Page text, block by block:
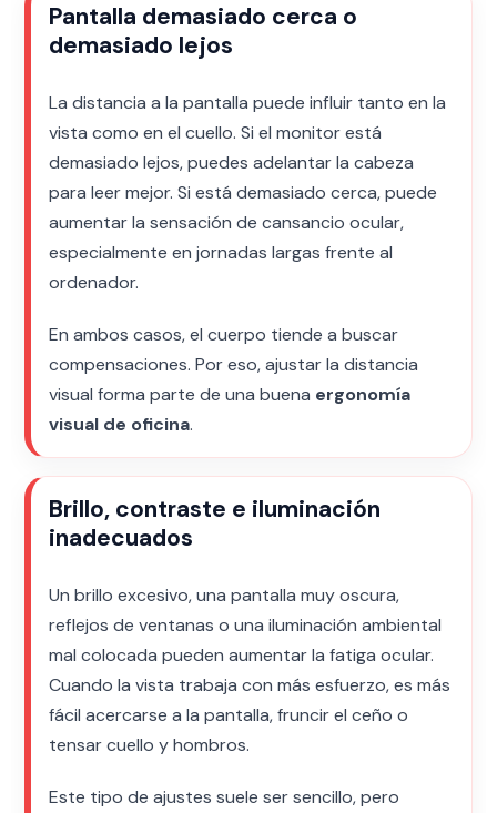
Pantalla demasiado cerca o
demasiado lejos
La distancia a la pantalla puede influir tanto en la
vista como en el cuello. Si el monitor está
demasiado lejos, puedes adelantar la cabeza
para leer mejor. Si está demasiado cerca, puede
aumentar la sensación de cansancio ocular,
especialmente en jornadas largas frente al
ordenador.
En ambos casos, el cuerpo tiende a buscar
compensaciones. Por eso, ajustar la distancia
visual forma parte de una buena ergonomía
visual de oficina.
Brillo, contraste e iluminación
inadecuados
Un brillo excesivo, una pantalla muy oscura,
reflejos de ventanas o una iluminación ambiental
mal colocada pueden aumentar la fatiga ocular.
Cuando la vista trabaja con más esfuerzo, es más
fácil acercarse a la pantalla, fruncir el ceño o
tensar cuello y hombros.
Este tipo de ajustes suele ser sencillo, pero